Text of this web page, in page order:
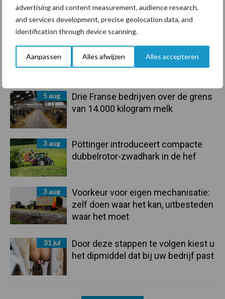
advertising and content measurement, audience research,
and services development, precise geolocation data, and
identification through device scanning.
Aanpassen Alles afwijzen Alles accepteren
Primaire
Sidebar
Recent nieuws Partner nieuws
5 aug
“Vraag naar praktische
hygieneoplossingen is in Polen
groter dan ooit”
5 aug
Drie Franse bedrijven over de grens
van 14.000 kilogram melk
3 aug
Pöttinger introduceert compacte
dubbelrotor-zwadhark in de hef
3 aug
Voorkeur voor eigen mechanisatie:
zelf doen waar het kan, uitbesteden
waar het moet
31 jul
Door deze stappen te volgen kiest u
het dipmiddel dat bij uw bedrijf past